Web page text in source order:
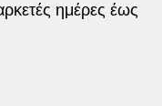
ημέρες έως